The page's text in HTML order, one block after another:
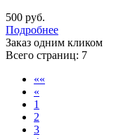
500 руб.
Подробнее
Заказ одним кликом
Всего страниц: 7
««
«
1
2
3